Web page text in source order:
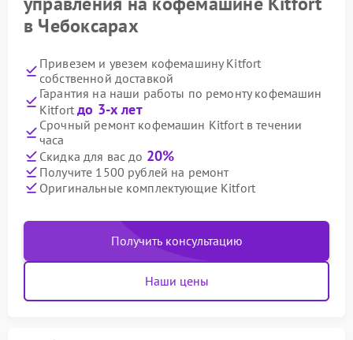
в Чебоксарах
Привезем и увезем кофемашину Kitfort
собственной доставкой
Гарантия на наши работы по ремонту кофемашин
Kitfortдо 3-х лет
Срочный ремонт кофемашин Kitfort в течении
часа
Скидка для вас до 20%
Получите 1500 рублей на ремонт
Оригинальные комплектующие Kitfort
Получить консультацию
Наши цены